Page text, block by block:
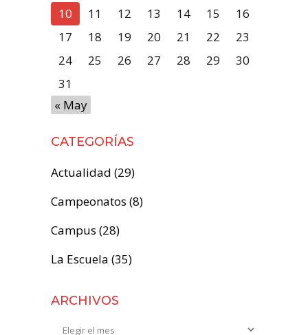
10
11 12 13 14 15
16
17
18 19 20 21 22
23
24
25 26 27 28 29
30
31
« May
CATEGORÍAS
Actualidad (29)
Campeonatos (8)
Campus (28)
La Escuela (35)
ARCHIVOS
Archivos